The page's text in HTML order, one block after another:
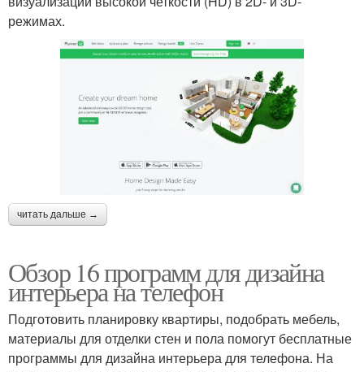
режимах.
читать дальше →
Обзор 16 программ для дизайна
интерьера на телефон
Подготовить планировку квартиры, подобрать мебель,
материалы для отделки стен и пола помогут бесплатные
программы для дизайна интерьера для телефона. На